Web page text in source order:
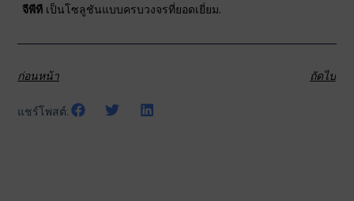
จีพีที เป็นโซลูชันแบบครบวงจรที่ยอดเยี่ยม.
ก่อนหน้า ถัดไป
แชร์โพสต์: